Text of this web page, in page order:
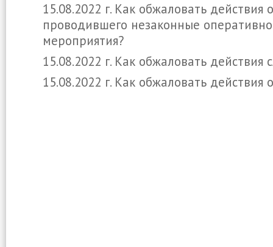
15.08.2022 г. Как обжаловать действия
проводившего незаконные
мероприятия?
15.08.2022 г. Как обжаловать действия
15.08.2022 г. Как обжаловать действия